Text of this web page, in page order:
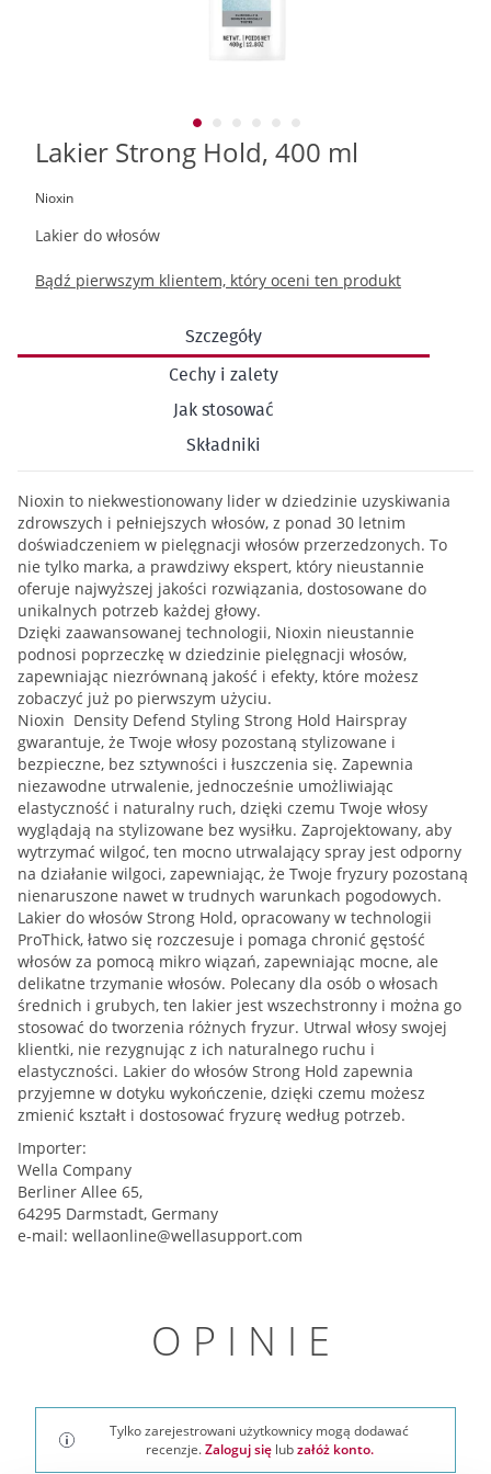
Lakier Strong Hold, 400 ml
Nioxin
Lakier do włosów
Bądź pierwszym klientem, który oceni ten produkt
Przejdź
początek
Szczegóły
Cechy i zalety
Jak stosować
Składniki
Nioxin to niekwestionowany lider w dziedzinie uzyskiwania
zdrowszych i pełniejszych włosów, z ponad 30 letnim
doświadczeniem w pielęgnacji włosów przerzedzonych. To
nie tylko marka, a prawdziwy ekspert, który nieustannie
oferuje najwyższej jakości rozwiązania, dostosowane do
unikalnych potrzeb każdej głowy.
Dzięki zaawansowanej technologii, Nioxin nieustannie
podnosi poprzeczkę w dziedzinie pielęgnacji włosów,
zapewniając niezrównaną jakość i efekty, które możesz
zobaczyć już po pierwszym użyciu.
Nioxin Density Defend Styling Strong Hold Hairspray
gwarantuje, że Twoje włosy pozostaną stylizowane i
bezpieczne, bez sztywności i łuszczenia się. Zapewnia
niezawodne utrwalenie, jednocześnie umożliwiając
elastyczność i naturalny ruch, dzięki czemu Twoje włosy
wyglądają na stylizowane bez wysiłku. Zaprojektowany, aby
wytrzymać wilgoć, ten mocno utrwalający spray jest odporny
na działanie wilgoci, zapewniając, że Twoje fryzury pozostaną
nienaruszone nawet w trudnych warunkach pogodowych.
Lakier do włosów Strong Hold, opracowany w technologii
ProThick, łatwo się rozczesuje i pomaga chronić gęstość
włosów za pomocą mikro wiązań, zapewniając mocne, ale
delikatne trzymanie włosów. Polecany dla osób o włosach
średnich i grubych, ten lakier jest wszechstronny i można go
stosować do tworzenia różnych fryzur. Utrwal włosy swojej
klientki, nie rezygnując z ich naturalnego ruchu i
elastyczności. Lakier do włosów Strong Hold zapewnia
przyjemne w dotyku wykończenie, dzięki czemu możesz
zmienić kształt i dostosować fryzurę według potrzeb.
Importer:
Wella Company
Berliner Allee 65,
64295 Darmstadt, Germany
e-mail: wellaonline@wellasupport.com
OPINIE
Tylko zarejestrowani użytkownicy mogą dodawać
recenzje.Zaloguj sięlubzałóż konto.